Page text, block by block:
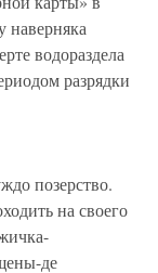
наверняка
водораздела
разрядки
позерство.
на своего
де